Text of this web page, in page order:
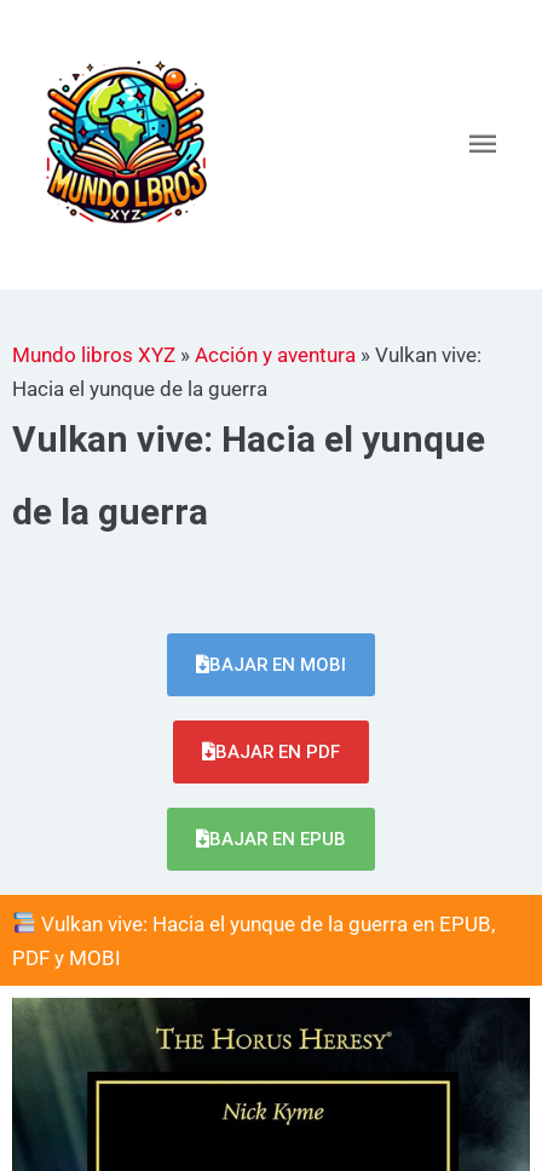
contenido
Mundo libros XYZ » Acción y aventura » Vulkan vive:
Hacia el yunque de la guerra
Vulkan vive: Hacia el yunque
de la guerra
BAJAR EN MOBI
BAJAR EN PDF
BAJAR EN EPUB
Vulkan vive: Hacia el yunque de la guerra en EPUB,
PDF y MOBI